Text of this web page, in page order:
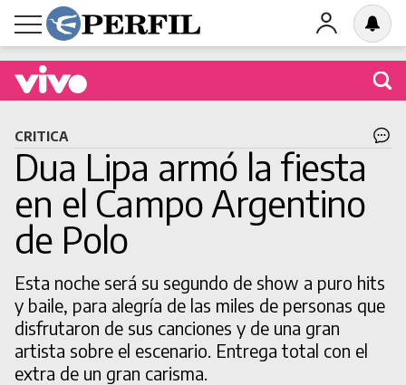
CRITICA
Dua Lipa armó la fiesta
en el Campo Argentino
de Polo
Esta noche será su segundo de show a puro hits
y baile, para alegría de las miles de personas que
disfrutaron de sus canciones y de una gran
artista sobre el escenario. Entrega total con el
extra de un gran carisma.